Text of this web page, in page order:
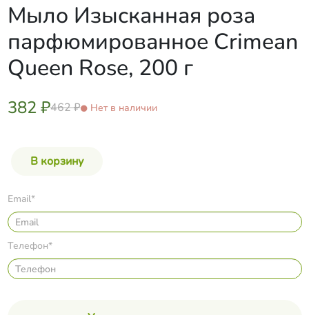
Мыло Изысканная роза
парфюмированное Crimean
Queen Rose, 200 г
382 ₽462 ₽ Нет в наличии
Email*
Телефон*